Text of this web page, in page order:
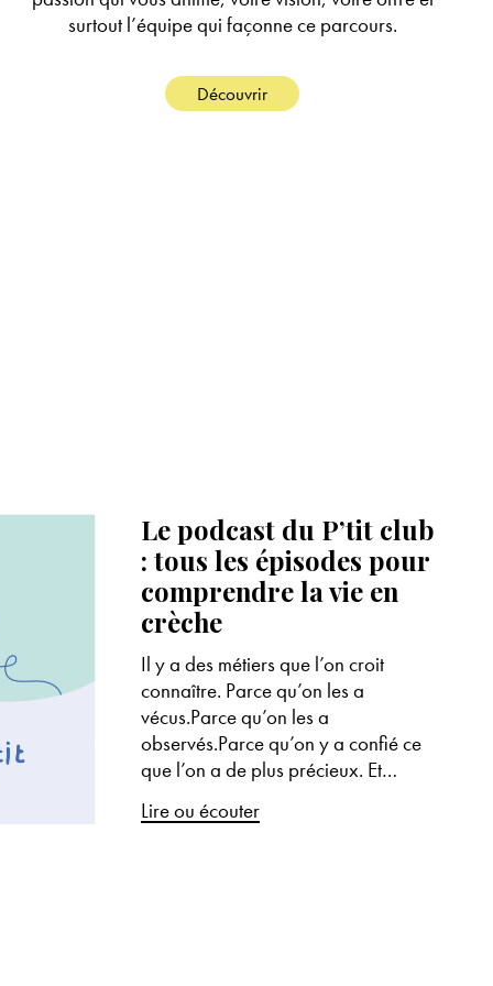
surtout l’équipe qui façonne ce parcours.
Découvrir
Le podcast du P’tit club
: tous les épisodes pour
comprendre la vie en
crèche
Il y a des métiers que l’on croit
connaître. Parce qu’on les a
vécus.Parce qu’on les a
observés.Parce qu’on y a confié ce
que l’on a de plus précieux. Et…
Lire ou écouter